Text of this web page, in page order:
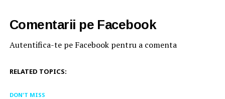
Comentarii pe Facebook
Autentifica-te pe Facebook pentru a comenta
RELATED TOPICS:
DON'T MISS